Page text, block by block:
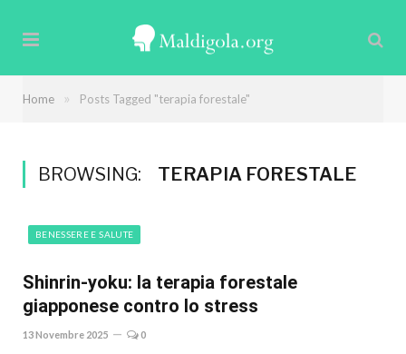
Home » Posts Tagged "terapia forestale"
BROWSING: TERAPIA FORESTALE
BENESSERE E SALUTE
Shinrin-yoku: la terapia forestale
giapponese contro lo stress
13 Novembre 2025 0